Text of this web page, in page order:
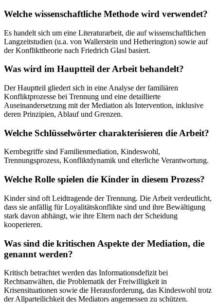
Welche wissenschaftliche Methode wird verwendet?
Es handelt sich um eine Literaturarbeit, die auf wissenschaftlichen
Langzeitstudien (u.a. von Wallerstein und Hetherington) sowie auf
der Konflikttheorie nach Friedrich Glasl basiert.
Was wird im Hauptteil der Arbeit behandelt?
Der Hauptteil gliedert sich in eine Analyse der familiären
Konfliktprozesse bei Trennung und eine detaillierte
Auseinandersetzung mit der Mediation als Intervention, inklusive
deren Prinzipien, Ablauf und Grenzen.
Welche Schlüsselwörter charakterisieren die Arbeit?
Kernbegriffe sind Familienmediation, Kindeswohl,
Trennungsprozess, Konfliktdynamik und elterliche Verantwortung.
Welche Rolle spielen die Kinder in diesem Prozess?
Kinder sind oft Leidtragende der Trennung. Die Arbeit verdeutlicht,
dass sie anfällig für Loyalitätskonflikte sind und ihre Bewältigung
stark davon abhängt, wie ihre Eltern nach der Scheidung
kooperieren.
Was sind die kritischen Aspekte der Mediation, die
genannt werden?
Kritisch betrachtet werden das Informationsdefizit bei
Rechtsanwälten, die Problematik der Freiwilligkeit in
Krisensituationen sowie die Herausforderung, das Kindeswohl trotz
der Allparteilichkeit des Mediators angemessen zu schützen.